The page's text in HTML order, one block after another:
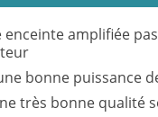
enceinte amplifiée
bonne puissance
très bonne qualité